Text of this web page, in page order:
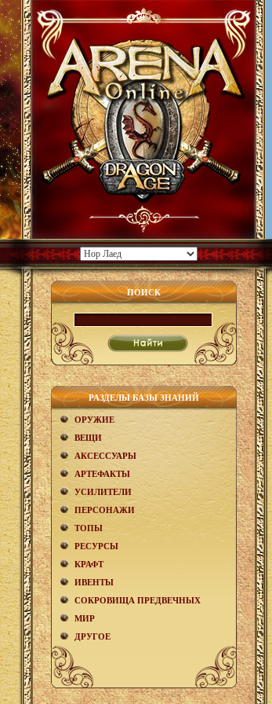
ПОИСК
РАЗДЕЛЫ БАЗЫ ЗНАНИЙ
ОРУЖИЕ
ВЕЩИ
АКCЕСCУАРЫ
АРТЕФАКТЫ
УСИЛИТЕЛИ
ПЕРСОНАЖИ
ТОПЫ
РЕСУРСЫ
КРАФТ
ИВЕНТЫ
СОКРОВИЩА ПРЕДВЕЧНЫХ
МИР
ДРУГОЕ